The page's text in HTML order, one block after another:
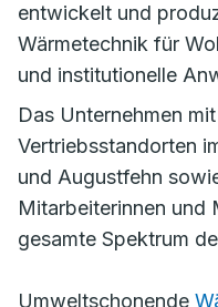
entwickelt und
Wärmetechnik für
und institutionelle
Das Unternehmen
Vertriebsstandorten
und Augustfehn
Mitarbeiterinnen und
gesamte Spektrum
Umweltschonende